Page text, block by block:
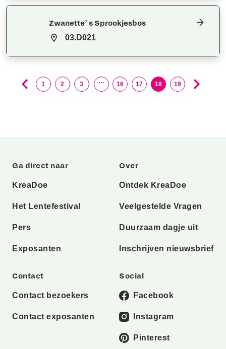
Zwanette’ s Sprookjesbos
03.D021
1 2 3 … 16 17 18 19
Ga direct naar
KreaDoe
Het Lentefestival
Pers
Exposanten
Over
Ontdek KreaDoe
Veelgestelde Vragen
Duurzaam dagje uit
Inschrijven nieuwsbrief
Contact
Contact bezoekers
Contact exposanten
Social
Facebook
Instagram
Pinterest